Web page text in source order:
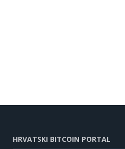
HRVATSKI BITCOIN PORTAL